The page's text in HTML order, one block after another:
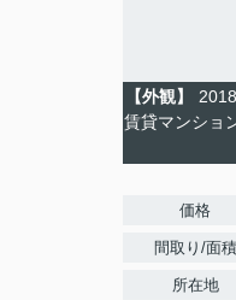
【外観】
賃貸マンショ
価格
間取り/面積
所在地